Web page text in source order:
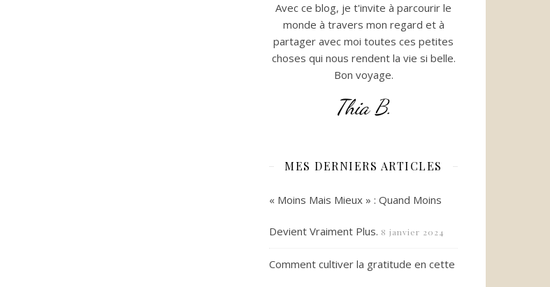
Avec ce blog, je t'invite à parcourir le
monde à travers mon regard et à
partager avec moi toutes ces petites
choses qui nous rendent la vie si belle.
Bon voyage.
Thia B.
MES DERNIERS ARTICLES
« Moins Mais Mieux » : Quand Moins
Devient Vraiment Plus. 8 janvier 2024
Comment cultiver la gratitude en cette